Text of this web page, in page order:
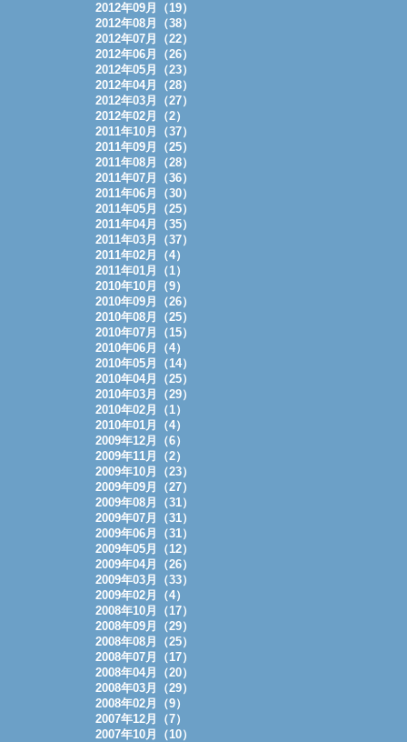
2012年09月（19）
2012年08月（38）
2012年07月（22）
2012年06月（26）
2012年05月（23）
2012年04月（28）
2012年03月（27）
2012年02月（2）
2011年10月（37）
2011年09月（25）
2011年08月（28）
2011年07月（36）
2011年06月（30）
2011年05月（25）
2011年04月（35）
2011年03月（37）
2011年02月（4）
2011年01月（1）
2010年10月（9）
2010年09月（26）
2010年08月（25）
2010年07月（15）
2010年06月（4）
2010年05月（14）
2010年04月（25）
2010年03月（29）
2010年02月（1）
2010年01月（4）
2009年12月（6）
2009年11月（2）
2009年10月（23）
2009年09月（27）
2009年08月（31）
2009年07月（31）
2009年06月（31）
2009年05月（12）
2009年04月（26）
2009年03月（33）
2009年02月（4）
2008年10月（17）
2008年09月（29）
2008年08月（25）
2008年07月（17）
2008年04月（20）
2008年03月（29）
2008年02月（9）
2007年12月（7）
2007年10月（10）